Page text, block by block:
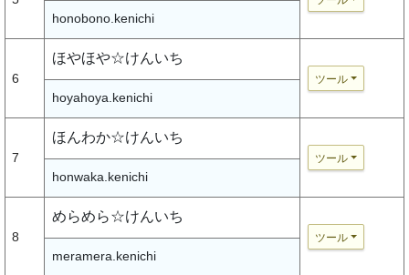
honobono.kenichi
6
ほやほや☆けんいち
ツール
hoyahoya.kenichi
7
ほんわか☆けんいち
ツール
honwaka.kenichi
8
めらめら☆けんいち
ツール
meramera.kenichi